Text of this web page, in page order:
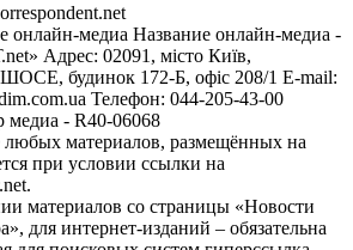
онлайн-медиа Название онлайн-медиа -
Адрес: 02091, місто Київ,
будинок 172-Б, офіс 208/1 E-mail:
Телефон: 044-205-43-00
медиа - R40-06068
любых материалов, размещённых на
при условии ссылки на
материалов со страницы «Новости
для интернет-изданий – обязательна